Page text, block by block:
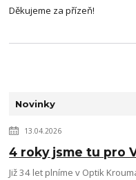
Novinky
13.04.2026
4 roky jsme tu pro
Již 34 let plníme v Optik
Děkujeme za přízeň!